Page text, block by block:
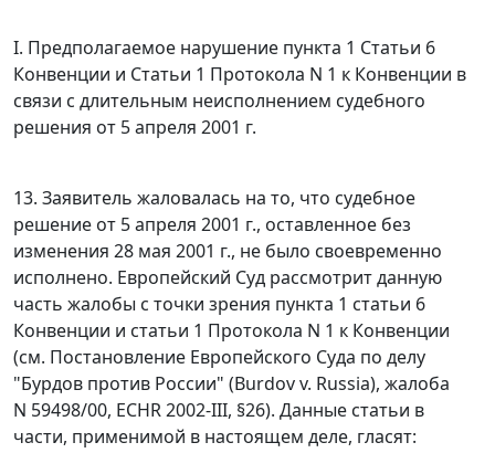
I. Предполагаемое нарушение пункта 1 Статьи 6
Конвенции и Статьи 1 Протокола N 1 к Конвенции в
связи с длительным неисполнением судебного
решения от 5 апреля 2001 г.
13. Заявитель жаловалась на то, что судебное
решение от 5 апреля 2001 г., оставленное без
изменения 28 мая 2001 г., не было своевременно
исполнено. Европейский Суд рассмотрит данную
часть жалобы с точки зрения пункта 1 статьи 6
Конвенции и статьи 1 Протокола N 1 к Конвенции
(см. Постановление Европейского Суда по делу
"Бурдов против России" (Burdov v. Russia), жалоба
N 59498/00, ECHR 2002-III, §26). Данные статьи в
части, применимой в настоящем деле, гласят: